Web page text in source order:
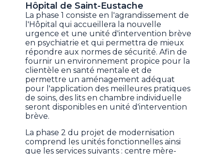
Hôpital de Saint-Eustache
La phase 1 consiste en l'agrandissement de
l'Hôpital qui accueillera la nouvelle
urgence et une unité d'intervention brève
en psychiatrie et qui permettra de mieux
répondre aux normes de sécurité. Afin de
fournir un environnement propice pour la
clientèle en santé mentale et de
permettre un aménagement adéquat
pour l'application des meilleures pratiques
de soins, des lits en chambre individuelle
seront disponibles en unité d'intervention
brève.
La phase 2 du projet de modernisation
comprend les unités fonctionnelles ainsi
que les services suivants : centre mère-